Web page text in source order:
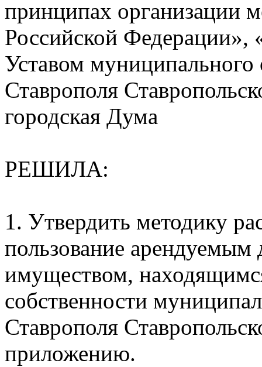
принципах организации
Российской Федерации»,
Уставом муниципального
Ставрополя
городская Дума
РЕШИЛА:
1. Утвердить методику
пользование
имуществом,
собственности
Ставрополя
приложению.